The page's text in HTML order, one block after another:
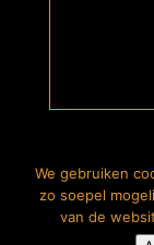
t
e
2026©
De prijzen
We gebruiken
zo soepel
van de